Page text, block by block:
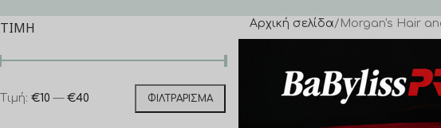
ΤΙΜΉ
ΦΙΛΤΡΆΡΙΣΜΑ
Τιμή: €10 — €40
Αρχική σελίδα Morgan's Hair
Morgans Mens Shampoo 250ml